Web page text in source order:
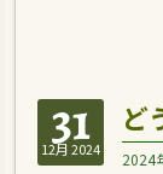
31
12月 2024
ど
2024